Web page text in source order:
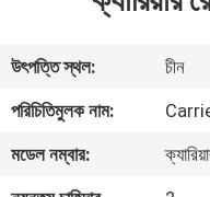
আমাদের
সম্বন্ধে
উৎপত্তি স্থল:
চীন
পরিচিতিমুলক নাম:
মডেল নম্বার: